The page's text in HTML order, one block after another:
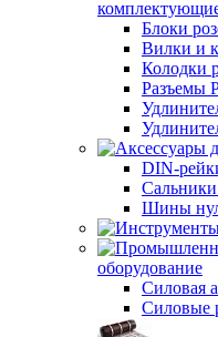
Блоки
Вилки и
Колодки
DIN-
Шины
оборудование
Силовая
Силовые